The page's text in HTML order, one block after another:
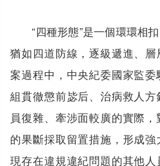
“四種形態”是一個環環相
猶如四道防線，逐級遞進、
案過程中，中央紀委國家監
組貫徹懲前毖后、治病救人方
員復雜、牽涉面較廣的實際
的果斷採取留置措施，形成
現存在違規違紀問題的其他